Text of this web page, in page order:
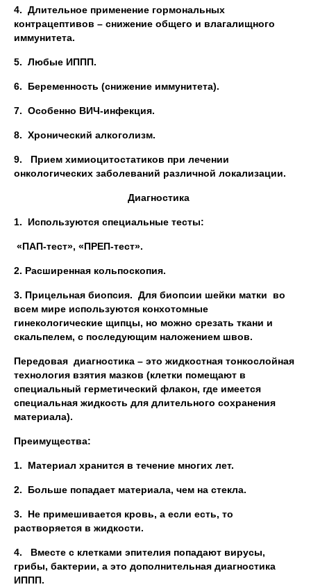
4. Длительное применение гормональных
контрацептивов – снижение общего и влагалищного
иммунитета.
5. Любые ИППП.
6. Беременность (снижение иммунитета).
7. Особенно ВИЧ-инфекция.
8. Хронический алкоголизм.
9.
Прием химиоцитостатиков при лечении
онкологических заболеваний различной локализации.
Диагностика
1. Используются специальные тесты:
«ПАП-тест», «ПРЕП-тест».
2. Расширенная кольпоскопия.
3. Прицельная биопсия. Для биопсии шейки матки во
всем мире используются конхотомные
гинекологические щипцы, но можно срезать ткани и
скальпелем, с последующим наложением швов.
Передовая диагностика – это жидкостная тонкослойная
технология взятия мазков (клетки помещают в
специальный герметический флакон, где имеется
специальная жидкость для длительного сохранения
материала).
Преимущества:
1. Материал хранится в течение многих лет.
2. Больше попадает материала, чем на стекла.
3. Не примешивается кровь, а если есть, то
растворяется в жидкости.
4.
Вместе с клетками эпителия попадают вирусы,
грибы, бактерии, а это дополнительная диагностика
ИППП.